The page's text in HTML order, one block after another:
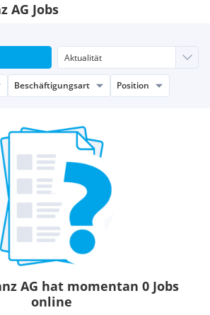
AG Jobs
Beschäftigungsart Position
AG hat momentan 0 Jobs
online